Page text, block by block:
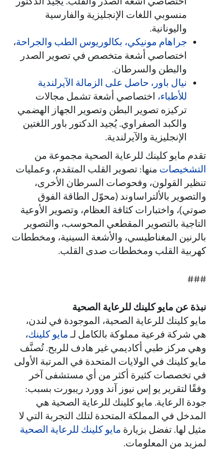
منسوبي اللغات الإنجليزية والفارسية
واليونانية.
جراهام مونيكي، بكالوريوس الطب والجراحة،
اختصاصي أشعة متخصص في تصوير الصدر
والبطن والسرطان.
نيال باور، حاصل على الزمالة الآيرلندية
للأطباء، اختصاصي أشعة تشمل مجالات
تركيزه تصوير البطن وتصوير الجهاز الهضمي
والكبد الصفراوي. يُجيد الدكتور باور اللغتين
الإنجليزية والآيرلندية.
تقدم مايو كلينك للرعاية الصحية مجموعة من
التشخيصات منها: تصوير القلب المتقدم، وعمليات
تنظير القولون، وفحوصات السرطان الأخرى،
والتصوير بالألتراساوند (محوّل الطاقة الفوق
صوتي)، واختبارات كثافة العظام، وتصوير الأوعية
التاجية بالتصوير المقطعي المحوسب، والتصوير
بالرنين المغناطيسي، والأشعة السينية، ومخططات
كهربية القلب ومخططات صدى القلب.
###
نبذة عن مايو كلينك للرعاية الصحية
مايو كلينك للرعاية الصحية، الموجودة في لندن،
هي شركة فرعية مملوكة بالكامل لـ مايو كلينك،
وهي مركز طبي أكاديمي غير هادف للربح. تُصنَّف
مايو كلينك في الولايات المتحدة في المرتبة الأولى
في تخصصات كثيرة أكثر من أي مستشفى آخر
وفقًا لتقرير يو إس نيوز آند وورد ريبورت بسبب:
جودة الرعاية. مايو كلينك للرعاية الصحية هي
المدخل في المملكة المتحدة لتلك التجربة التي لا
مثيل لها. تفضل بزيارة مايو كلينك للرعاية الصحية
لمزيد من المعلومات.